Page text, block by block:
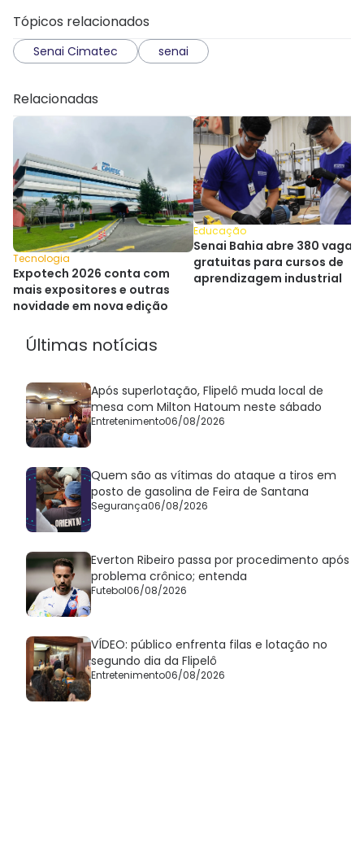
Tópicos relacionados
Senai Cimatec senai
Relacionadas
Tecnologia
Expotech 2026 conta com
mais expositores e outras
novidade em nova edição
Educação
Senai Bahia abre 380 vagas
gratuitas para cursos de
aprendizagem industrial
Últimas notícias
Após superlotação, Flipelô muda local de
mesa com Milton Hatoum neste sábado
Entretenimento06/08/2026
Quem são as vítimas do ataque a tiros em
posto de gasolina de Feira de Santana
Segurança06/08/2026
Everton Ribeiro passa por procedimento após
problema crônico; entenda
Futebol06/08/2026
VÍDEO: público enfrenta filas e lotação no
segundo dia da Flipelô
Entretenimento06/08/2026